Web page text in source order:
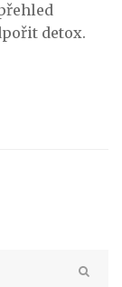
detox.